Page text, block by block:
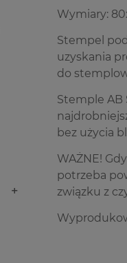
Wymiary:
Stempel
uzyskania
do
Stemple AB
bez użycia
WAŻNE!
potrzeba
związku z